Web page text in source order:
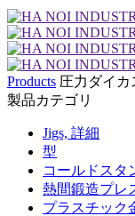
Products 圧力ダイカ
製品カテゴリ
Jigs, 詳細
型
コールドスタ
熱間鍛造プレ
プラスチック